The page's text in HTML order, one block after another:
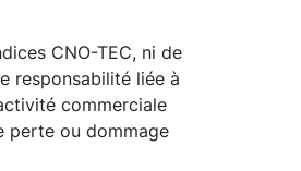
CNO-TEC, ni de
responsabilité liée à
commerciale
perte ou dommage